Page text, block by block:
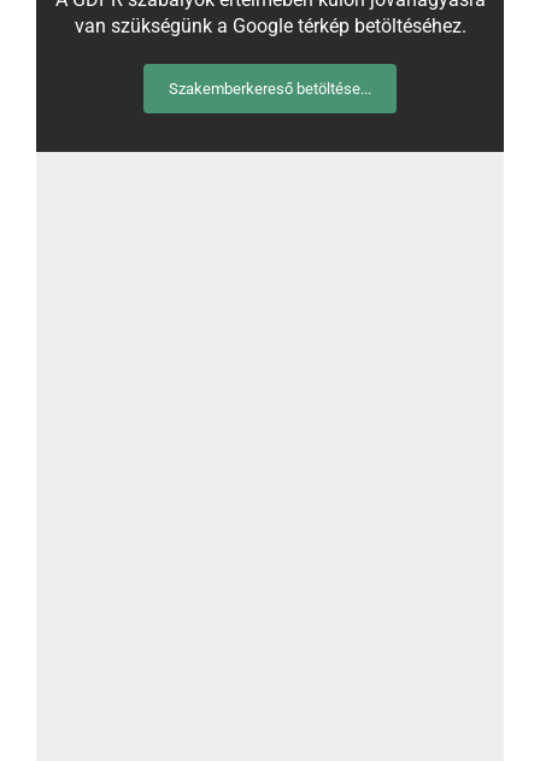
van szükségünk a Google térkép betöltéséhez.
Szakemberkereső betöltése...